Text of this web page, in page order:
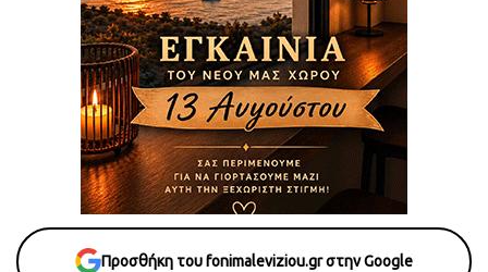
Προσθήκη του fonimaleviziou.gr στην Google